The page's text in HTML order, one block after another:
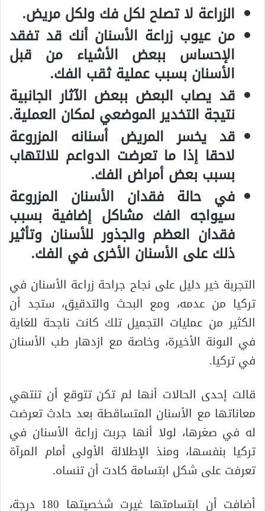
الزراعة لا تصلح لكل فك ولكل مريض.
من عيوب زراعة الأسنان أنك قد تفقد
الإحساس ببعض الأشياء من قبل
الأسنان بسبب عملية ثقب الفك.
قد يصاب البعض ببعض الآثار الجانبية
نتيجة التخدير الموضعي لمكان العملية.
قد يخسر المريض أسنانه المزروعة
لاحقا إذا ما تعرضت الدواعم للالتهاب
بسبب بعض أمراض الفك.
في حالة فقدان الأسنان المزروعة
سيواجه الفك مشاكل إضافية بسبب
فقدان العظم والجذور للأسنان وتأثير
ذلك على الأسنان الأخرى في الفك.
التجربة خير دليل على نجاح جراحة زراعة الأسنان في
تركيا من عدمه، ومع البحث والتدقيق، ستجد أن
الكثير من عمليات التجميل تلك كانت ناجحة للغاية
في الىونة الأخيرة، وخاصة مع ازدهار طب الأسنان
في تركيا.
قالت إحدى الحالات أنها لم تكن تتوقع أن تنتهي
معاناتها مع الأسنان المتساقطة بعد حادث تعرضت
له في صغرها، لولا أنها جربت زراعة الأسنان في
تركيا بنفسها، ومنذ الإطلالة الأولى أمام المرآة
تعرفت على شكل ابتسامة كادت أن تنساه.
أضافت أن ابتسامتها غيرت شخصيتها 180 درجة،